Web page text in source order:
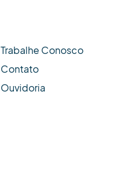
Trabalhe Conosco
Contato
Ouvidoria